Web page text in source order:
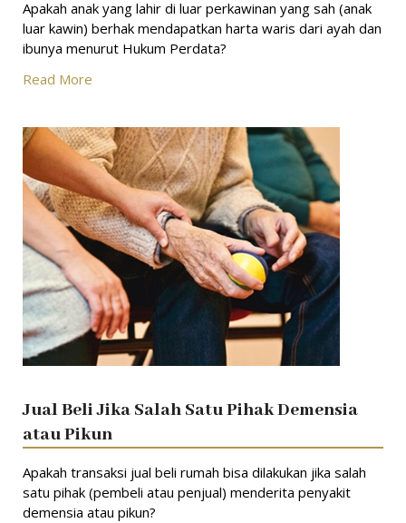
Apakah anak yang lahir di luar perkawinan yang sah (anak
luar kawin) berhak mendapatkan harta waris dari ayah dan
ibunya menurut Hukum Perdata?
Read More
Jual Beli Jika Salah Satu Pihak Demensia
atau Pikun
Apakah transaksi jual beli rumah bisa dilakukan jika salah
satu pihak (pembeli atau penjual) menderita penyakit
demensia atau pikun?